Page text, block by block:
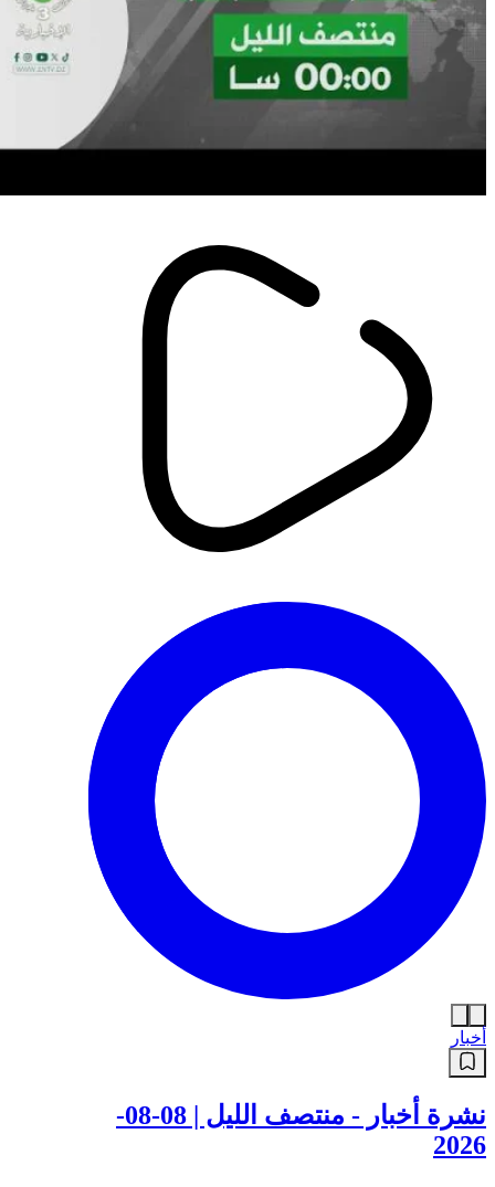
أخبار
نشرة أخبار - منتصف الليل | 08-08-
2026